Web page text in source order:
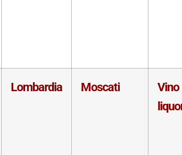
Lombardia Moscati
Vino